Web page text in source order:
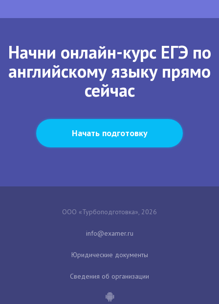
Начни онлайн-курс ЕГЭ по
английскому языку прямо
сейчас
Начать подготовку
ООО «Турбоподготовка», 2026
Юридические документы
Сведения об организации